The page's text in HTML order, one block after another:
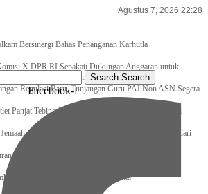
Agustus 7, 2026 22:28
Bersinergi Bahas Penanganan Karhutla
X DPR RI Sepakati Dukungan Anggaran untuk
Pemuda dan Olahraga
Regulasi Baru, Tunjangan Guru PAI Non ASN Segera
Panjat Tebing Indonesia Taklukkan Tebing Tertinggi
Asal Surabaya Tertunda, Kemenag Upayakan Cari
Gus Ipul: 405 Ribu Lebih Bansos Cair
Indonesia Di Kancah Internasional
Search Search
Facebook-f